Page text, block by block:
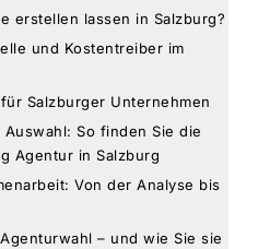
erstellen lassen in Salzburg?
und Kostentreiber im
Salzburger Unternehmen
So finden Sie die
Agentur in Salzburg
Von der Analyse bis
– und wie Sie sie